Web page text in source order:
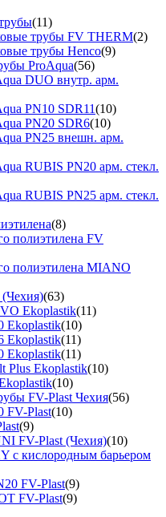
(11)
трубы FV THERM(2)
трубы Henco(9)
ProAqua(56)
DUO внутр. арм.
PN10 SDR11(10)
PN20 SDR6(10)
PN25 внешн. арм.
RUBIS PN20 арм. стекл.
RUBIS PN25 арм. стекл.
(8)
полиэтилена FV
полиэтилена MIANO
(63)
Ekoplastik(11)
Ekoplastik(10)
Ekoplastik(11)
Ekoplastik(11)
Plus Ekoplastik(10)
(10)
FV-Plast Чехия(56)
FV-Plast(10)
(9)
FV-Plast (Чехия)(10)
с кислородным барьером
FV-Plast(9)
FV-Plast(9)